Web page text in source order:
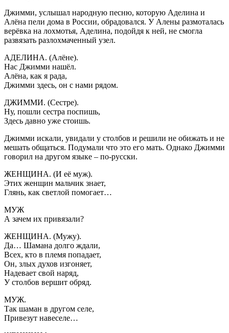
Джимми, услышал народную песню, которую Аделина и
Алёна пели дома в России, обрадовался. У Алены размоталась
верёвка на лохмотья, Аделина, подойдя к ней, не смогла
развязать разлохмаченный узел.
АДЕЛИНА. (Алёне).
Нас Джимми нашёл.
Алёна, как я рада,
Джимми здесь, он с нами рядом.
ДЖИММИ. (Сестре).
Ну, пошли сестра поспишь,
Здесь давно уже стоишь.
Джимми искали, увидали у столбов и решили не обижать и не
мешать общаться. Подумали что это его мать. Однако Джимми
говорил на другом языке – по-русски.
ЖЕНЩИНА. (И её муж).
Этих женщин мальчик знает,
Глянь, как светлой помогает…
МУЖ
А зачем их привязали?
ЖЕНЩИНА. (Мужу).
Да… Шамана долго ждали,
Всех, кто в племя попадает,
Он, злых духов изгоняет,
Надевает свой наряд,
У столбов вершит обряд.
МУЖ.
Так шаман в другом селе,
Привезут навеселе…